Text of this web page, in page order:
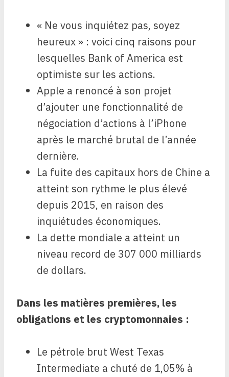
« Ne vous inquiétez pas, soyez
heureux » : voici cinq raisons pour
lesquelles Bank of America est
optimiste sur les actions.
Apple a renoncé à son projet
d’ajouter une fonctionnalité de
négociation d’actions à l’iPhone
après le marché brutal de l’année
dernière.
La fuite des capitaux hors de Chine a
atteint son rythme le plus élevé
depuis 2015, en raison des
inquiétudes économiques.
La dette mondiale a atteint un
niveau record de 307 000 milliards
de dollars.
Dans les matières premières, les
obligations et les cryptomonnaies :
Le pétrole brut West Texas
Intermediate a chuté de 1,05% à